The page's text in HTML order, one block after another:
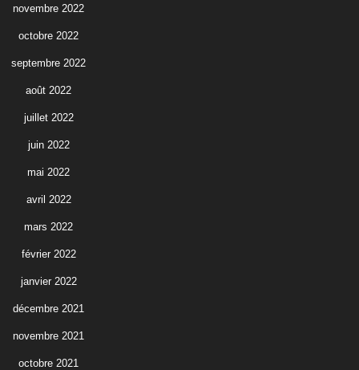
novembre 2022
octobre 2022
septembre 2022
août 2022
juillet 2022
juin 2022
mai 2022
avril 2022
mars 2022
février 2022
janvier 2022
décembre 2021
novembre 2021
octobre 2021